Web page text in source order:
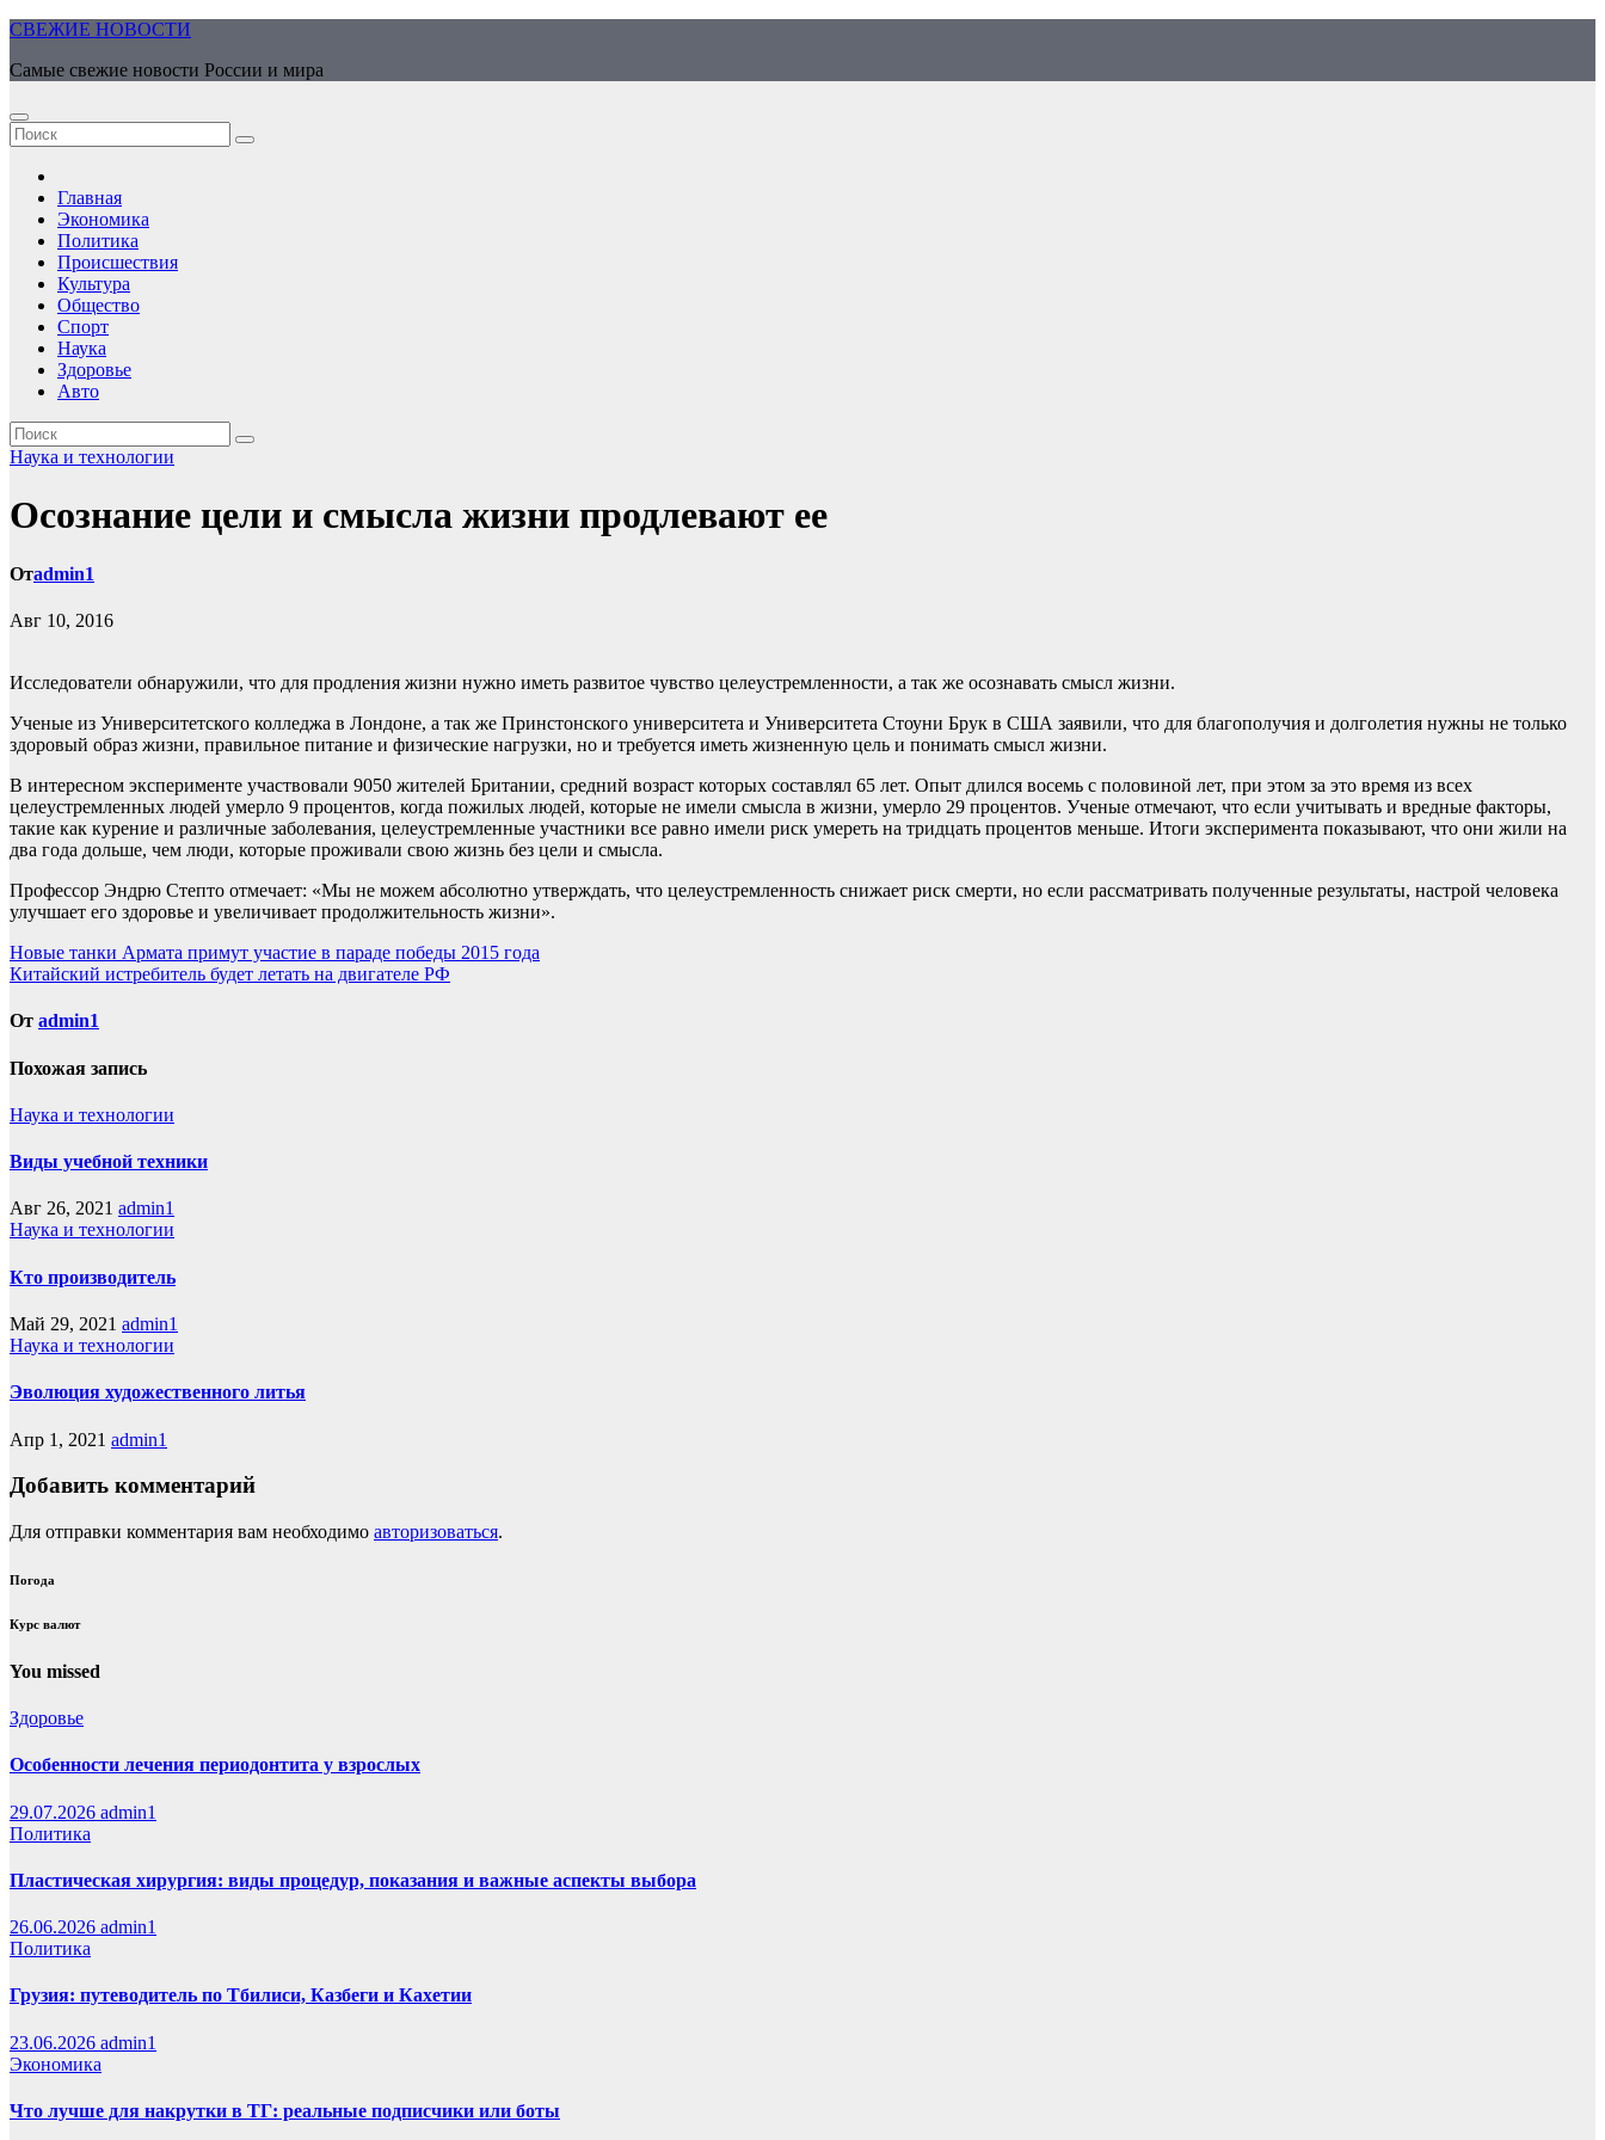
Перейти
содержимому
СВЕЖИЕ НОВОСТИ
Самые свежие новости России и мира
Главная
Экономика
Политика
Происшествия
Культура
Общество
Спорт
Наука
Здоровье
Авто
Наука и технологии
Осознание цели и смысла жизни продлевают ее
Отadmin1
Авг 10, 2016
Исследователи обнаружили, что для продления жизни нужно иметь развитое чувство целеустремленности, а так же осознавать смысл жизни.
Ученые из Университетского колледжа в Лондоне, а так же Принстонского университета и Университета Стоуни Брук в США заявили, что для благополучия и долголетия нужны не только
здоровый образ жизни, правильное питание и физические нагрузки, но и требуется иметь жизненную цель и понимать смысл жизни.
В интересном эксперименте участвовали 9050 жителей Британии, средний возраст которых составлял 65 лет. Опыт длился восемь с половиной лет, при этом за это время из всех
целеустремленных людей умерло 9 процентов, когда пожилых людей, которые не имели смысла в жизни, умерло 29 процентов. Ученые отмечают, что если учитывать и вредные факторы,
такие как курение и различные заболевания, целеустремленные участники все равно имели риск умереть на тридцать процентов меньше. Итоги эксперимента показывают, что они жили на
два года дольше, чем люди, которые проживали свою жизнь без цели и смысла.
Профессор Эндрю Степто отмечает: «Мы не можем абсолютно утверждать, что целеустремленность снижает риск смерти, но если рассматривать полученные результаты, настрой человека
улучшает его здоровье и увеличивает продолжительность жизни».
Навигация
по
записям
Новые танки Армата примут участие в параде победы 2015 года
Китайский истребитель будет летать на двигателе РФ
От admin1
Похожая запись
Наука и технологии
Виды учебной техники
Авг 26, 2021 admin1
Наука и технологии
Кто производитель
Май 29, 2021 admin1
Наука и технологии
Эволюция художественного литья
Апр 1, 2021 admin1
Добавить комментарий
Для отправки комментария вам необходимо авторизоваться.
Погода
Курс валют
You missed
Здоровье
Особенности лечения периодонтита у взрослых
29.07.2026 admin1
Политика
Пластическая хирургия: виды процедур, показания и важные аспекты выбора
26.06.2026 admin1
Политика
Грузия: путеводитель по Тбилиси, Казбеги и Кахетии
23.06.2026 admin1
Экономика
Что лучше для накрутки в ТГ: реальные подписчики или боты